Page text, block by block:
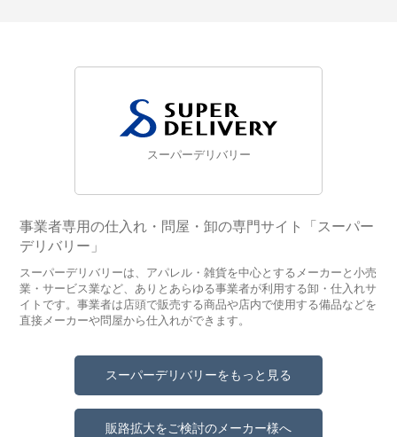
スーパーデリバリー
事業者専用の仕入れ・問屋・卸の専門サイト「スーパー
デリバリー」
スーパーデリバリーは、アパレル・雑貨を中心とするメーカーと小売
業・サービス業など、ありとあらゆる事業者が利用する卸・仕入れサ
イトです。事業者は店頭で販売する商品や店内で使用する備品などを
直接メーカーや問屋から仕入れができます。
スーパーデリバリーをもっと見る
販路拡大をご検討のメーカー様へ